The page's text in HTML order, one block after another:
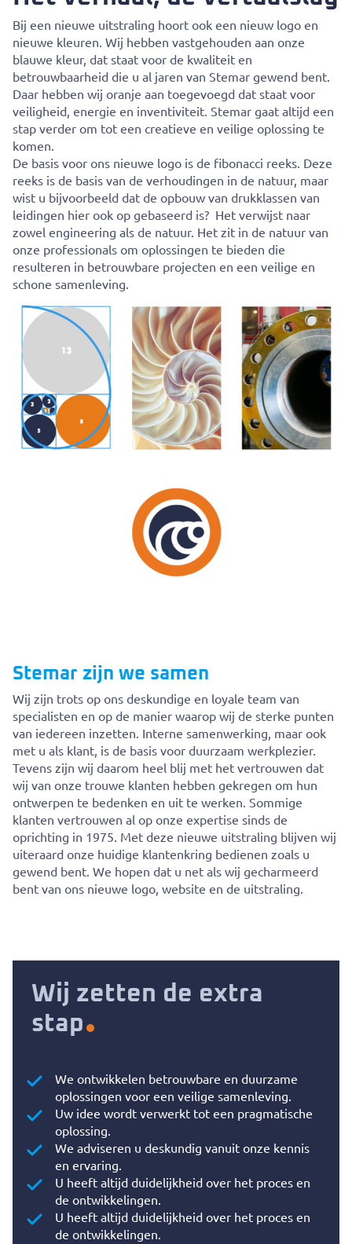
Bij een nieuwe uitstraling hoort ook een nieuw logo en
nieuwe kleuren. Wij hebben vastgehouden aan onze
blauwe kleur, dat staat voor de kwaliteit en
betrouwbaarheid die u al jaren van Stemar gewend bent.
Daar hebben wij oranje aan toegevoegd dat staat voor
veiligheid, energie en inventiviteit. Stemar gaat altijd een
stap verder om tot een creatieve en veilige oplossing te
komen.
De basis voor ons nieuwe logo is de fibonacci reeks. Deze
reeks is de basis van de verhoudingen in de natuur, maar
wist u bijvoorbeeld dat de opbouw van drukklassen van
leidingen hier ook op gebaseerd is? Het verwijst naar
zowel engineering als de natuur. Het zit in de natuur van
onze professionals om oplossingen te bieden die
resulteren in betrouwbare projecten en een veilige en
schone samenleving.
Stemar zijn we samen
Wij zijn trots op ons deskundige en loyale team van
specialisten en op de manier waarop wij de sterke punten
van iedereen inzetten. Interne samenwerking, maar ook
met u als klant, is de basis voor duurzaam werkplezier.
Tevens zijn wij daarom heel blij met het vertrouwen dat
wij van onze trouwe klanten hebben gekregen om hun
ontwerpen te bedenken en uit te werken. Sommige
klanten vertrouwen al op onze expertise sinds de
oprichting in 1975. Met deze nieuwe uitstraling blijven wij
uiteraard onze huidige klantenkring bedienen zoals u
gewend bent. We hopen dat u net als wij gecharmeerd
bent van ons nieuwe logo, website en de uitstraling.
Wij zetten de extra
stap
We ontwikkelen betrouwbare en duurzame
oplossingen voor een veilige samenleving.
Uw idee wordt verwerkt tot een pragmatische
oplossing.
We adviseren u deskundig vanuit onze kennis
en ervaring.
U heeft altijd duidelijkheid over het proces en
de ontwikkelingen.
U heeft altijd duidelijkheid over het proces en
de ontwikkelingen.